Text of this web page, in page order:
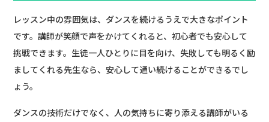
レッスン中の雰囲気は、ダンスを続けるうえで大きなポイント
です。講師が笑顔で声をかけてくれると、初心者でも安心して
挑戦できます。生徒一人ひとりに目を向け、失敗しても明るく励
ましてくれる先生なら、安心して通い続けることができるでし
ょう。
ダンスの技術だけでなく、人の気持ちに寄り添える講師がいる